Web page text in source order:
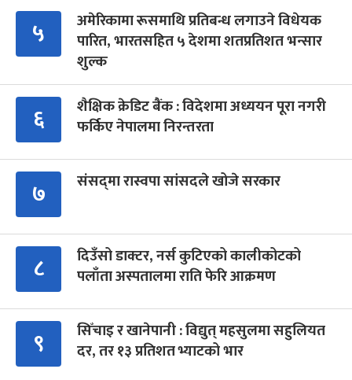
५
अमेरिकामा रूसमाथि प्रतिबन्ध लगाउने विधेयक
पारित, भारतसहित ५ देशमा शतप्रतिशत भन्सार
शुल्क
६
शैक्षिक क्रेडिट बैंक : विदेशमा अध्ययन पूरा नगरी
फर्किए नेपालमा निरन्तरता
७ संसद्‍मा रास्वपा सांसदले खोजे सरकार
८
दिउँसो डाक्टर, नर्स कुटिएको कालीकोटको
पलाँता अस्पतालमा राति फेरि आक्रमण
९
सिँचाइ र खानेपानी : विद्युत् महसुलमा सहुलियत
दर, तर १३ प्रतिशत भ्याटको भार